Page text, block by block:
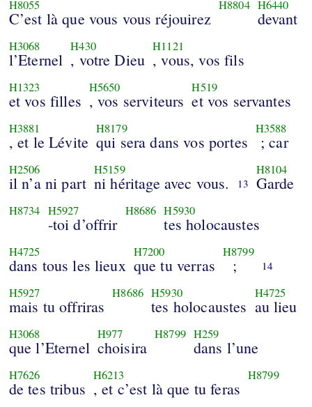
H8055
C’est là que vous vous réjouirez
H8804 H6440
devant
H3068
l’Eternel
H430
, votre Dieu
H1121
, vous, vos fils
H1323
et vos filles
H5650
, vos serviteurs
H519
et vos servantes
H3881
, et le Lévite
H8179
qui sera dans vos portes
H3588
; car
H2506
il n’a ni part
H5159
ni héritage avec vous. 13
H8104
Garde
H8734 H5927
-toi d’offrir
H8686 H5930
tes holocaustes
H4725
dans tous les lieux
H7200
que tu verras
H8799
; 14
H5927
mais tu offriras
H8686 H5930
tes holocaustes
H4725
au lieu
H3068
que l’Eternel
H977
choisira
H8799 H259
dans l’une
H7626
de tes tribus
H6213
, et c’est là que tu feras
H8799